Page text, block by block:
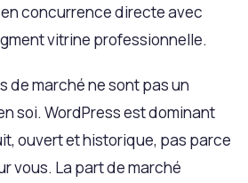
concurrence directe avec
vitrine professionnelle.
de marché ne sont pas un
soi. WordPress est dominant
ouvert et historique, pas parce
vous. La part de marché